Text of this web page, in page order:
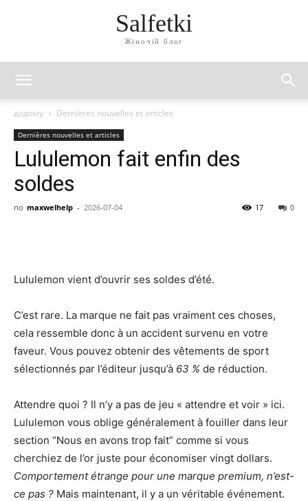
Salfetki
Жіночій блог
додому Dernières nouvelles et articles
Dernières nouvelles et articles
Lululemon fait enfin des
soldes
по maxwelhelp - 2026-07-04 0
17
Lululemon vient d’ouvrir ses soldes d’été.
C’est rare. La marque ne fait pas vraiment ces choses,
cela ressemble donc à un accident survenu en votre
faveur. Vous pouvez obtenir des vêtements de sport
sélectionnés par l’éditeur jusqu’à 63 % de réduction.
Attendre quoi ? Il n’y a pas de jeu « attendre et voir » ici.
Lululemon vous oblige généralement à fouiller dans leur
section “Nous en avons trop fait” comme si vous
cherchiez de l’or juste pour économiser vingt dollars.
Comportement étrange pour une marque premium, n’est-
ce pas ? Mais maintenant, il y a un véritable événement.